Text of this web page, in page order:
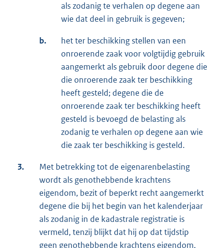
als zodanig te verhalen op degene aan
wie dat deel in gebruik is gegeven;
b.
het ter beschikking stellen van een
onroerende zaak voor volgtijdig gebruik
aangemerkt als gebruik door degene die
die onroerende zaak ter beschikking
heeft gesteld; degene die de
onroerende zaak ter beschikking heeft
gesteld is bevoegd de belasting als
zodanig te verhalen op degene aan wie
die zaak ter beschikking is gesteld.
3.
Met betrekking tot de eigenarenbelasting
wordt als genothebbende krachtens
eigendom, bezit of beperkt recht aangemerkt
degene die bij het begin van het kalenderjaar
als zodanig in de kadastrale registratie is
vermeld, tenzij blijkt dat hij op dat tijdstip
geen genothebbende krachtens eigendom,